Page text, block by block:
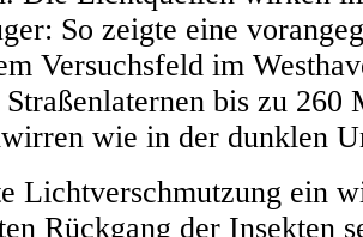
So zeigte eine
Versuchsfeld im
bis zu 260
wie in der dunklen
Lichtverschmutzung ein
Rückgang der Insekten